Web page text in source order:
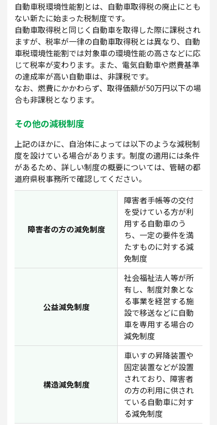
自動車税環境性能割とは、自動車取得税の廃止にとも
ない新たに始まった税制度です。
自動車取得税と同じく自動車を取得した際に課税され
ますが、税率が一律の自動車取得税とは異なり、自動
車税環境性能割では対象車の環境性能の高さなどに応
じて税率が変わります。また、電気自動車や燃費基準
の達成率が高い自動車は、非課税です。
なお、燃費にかかわらず、取得価額が50万円以下の場
合も非課税となります。
その他の減税制度
上記のほかに、自治体によっては以下のような減税制
度を設けている場合があります。制度の適用には条件
があるため、詳しい制度の概要については、管轄の都
道府県税事務所で確認してください。
障害者の方の減免制度
障害者手帳等の交付
を受けている方が利
用する自動車のう
ち、一定の要件を満
たすものに対する減
免制度
公益減免制度
社会福祉法人等が所
有し、制度対象とな
る事業を経営する施
設で移送などに自動
車を専用する場合の
減免制度
構造減免制度
車いすの昇降装置や
固定装置などが設置
されており、障害者
の方の利用に供され
ている自動車に対す
る減免制度